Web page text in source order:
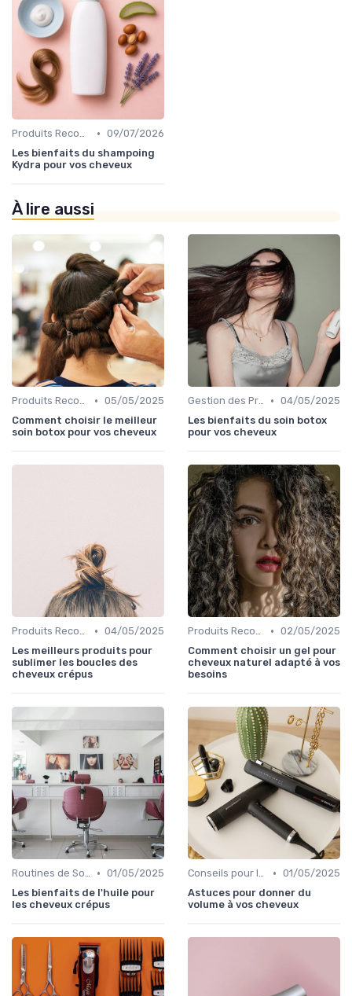
Produits Recommandés • 09/07/2026
Les bienfaits du shampoing
Kydra pour vos cheveux
À lire aussi
Produits Recommandés • 05/05/2025
Comment choisir le meilleur
soin botox pour vos cheveux
Gestion des Problèmes Capillaires • 04/05/2025
Les bienfaits du soin botox
pour vos cheveux
Produits Recommandés • 04/05/2025
Les meilleurs produits pour
sublimer les boucles des
cheveux crépus
Produits Recommandés • 02/05/2025
Comment choisir un gel pour
cheveux naturel adapté à vos
besoins
Routines de Soins Capillaires • 01/05/2025
Les bienfaits de l'huile pour
les cheveux crépus
Conseils pour le Coiffage • 01/05/2025
Astuces pour donner du
volume à vos cheveux